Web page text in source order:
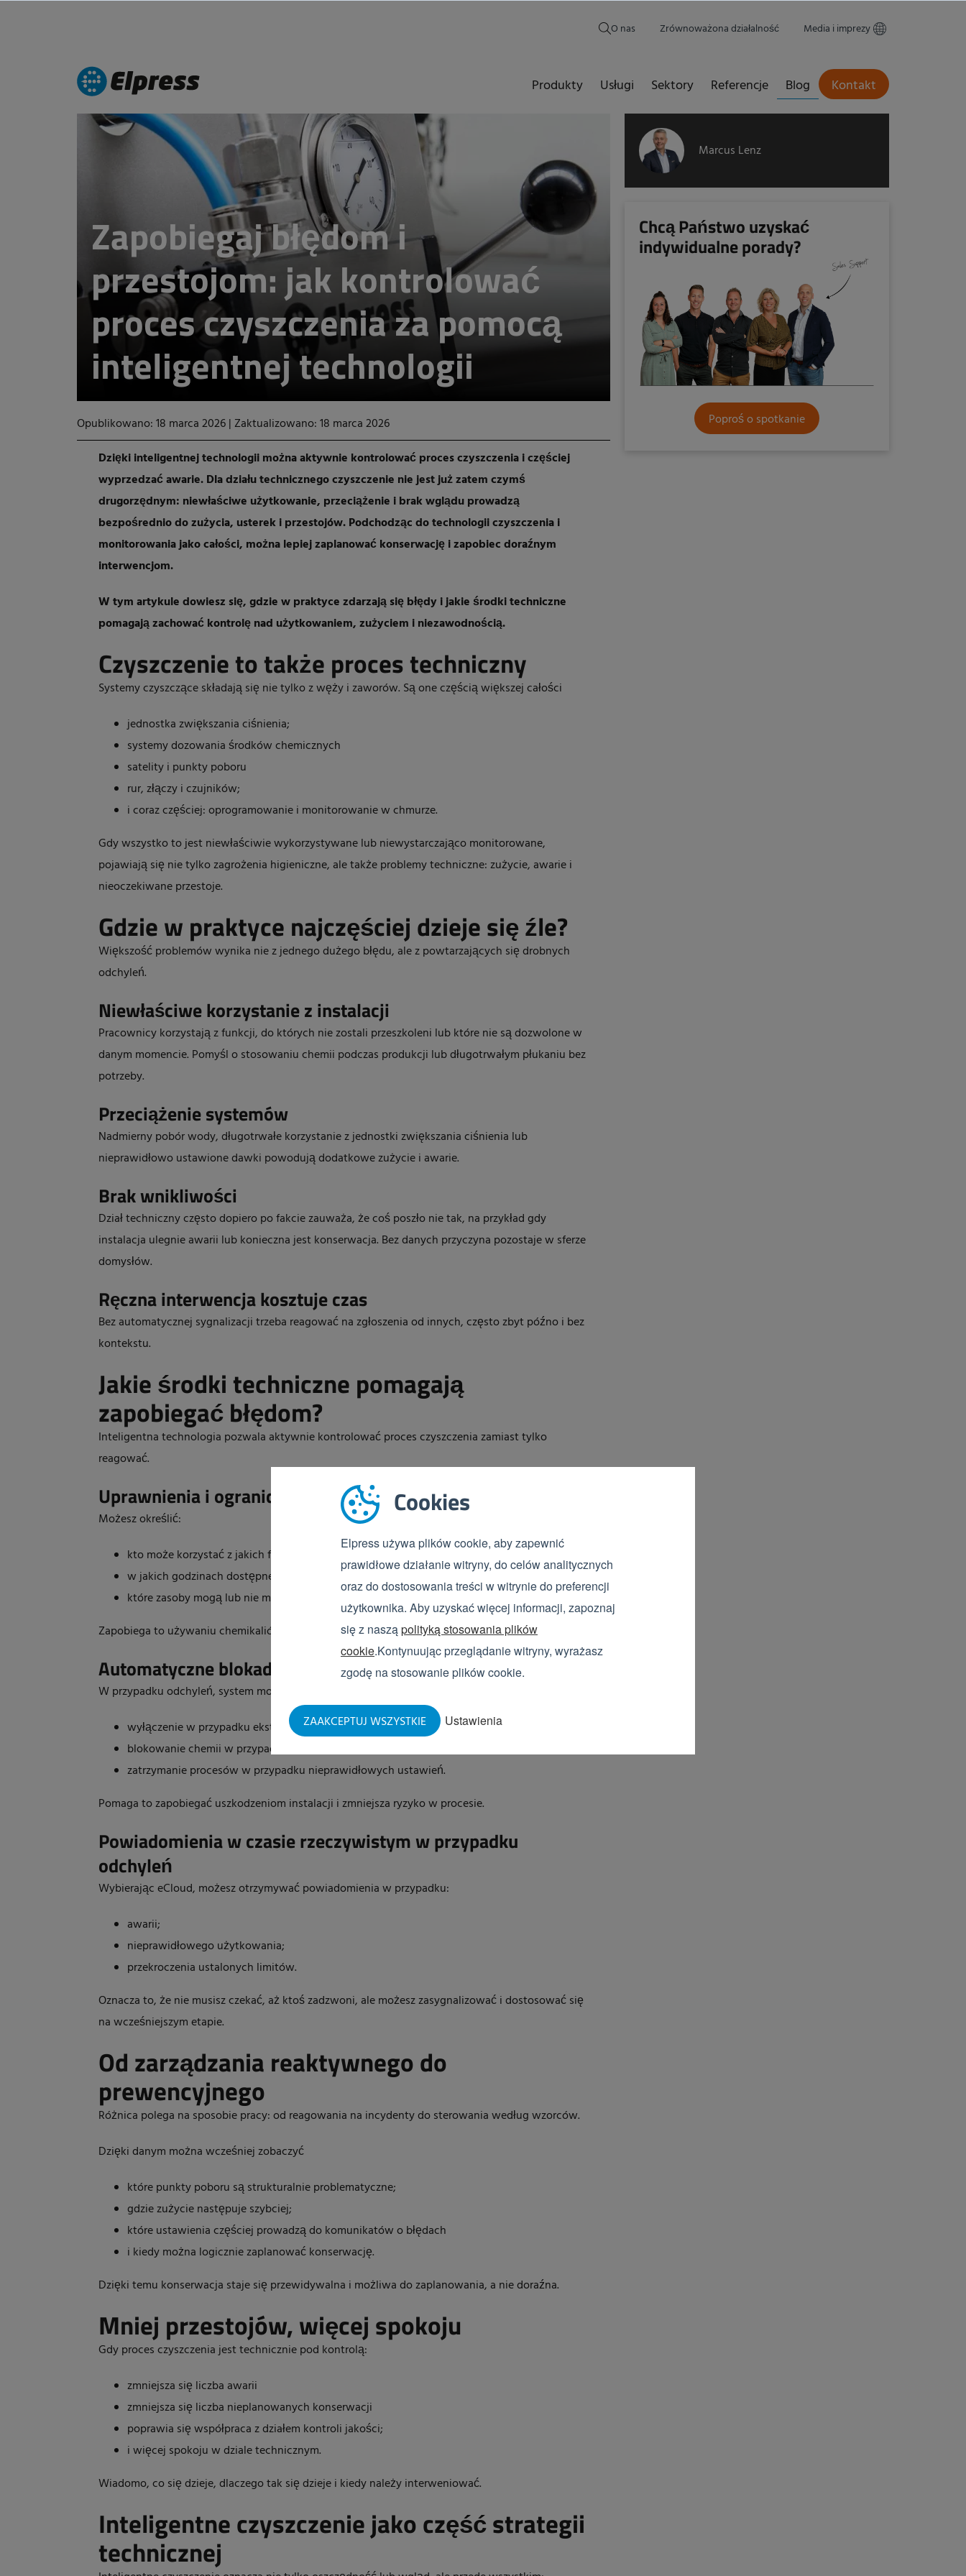
Cookies
Elpress używa plików cookie, aby zapewnić
prawidłowe działanie witryny, do celów analitycznych
oraz do dostosowania treści w witrynie do preferencji
użytkownika. Aby uzyskać więcej informacji, zapoznaj
się z nasząpolityką stosowania plików
cookie.Kontynuując przeglądanie witryny, wyrażasz
zgodę na stosowanie plików cookie.
Ustawienia
ZAAKCEPTUJ WSZYSTKIE
O nas Zrównoważona działalność Media i imprezy
Produkty Usługi Sektory Referencje Blog Kontakt
Zapobiegaj błędom i
przestojom: jak kontrolować
proces czyszczenia za pomocą
inteligentnej technologii
Opublikowano: 18 marca 2026| Zaktualizowano: 18 marca 2026
Dzięki inteligentnej technologii można aktywnie kontrolować proces czyszczenia i częściej
wyprzedzać awarie. Dla działu technicznego czyszczenie nie jest już zatem czymś
drugorzędnym: niewłaściwe użytkowanie, przeciążenie i brak wglądu prowadzą
bezpośrednio do zużycia, usterek i przestojów. Podchodząc do technologii czyszczenia i
monitorowania jako całości, można lepiej zaplanować konserwację i zapobiec doraźnym
interwencjom.
W tym artykule dowiesz się, gdzie w praktyce zdarzają się błędy i jakie środki techniczne
pomagają zachować kontrolę nad użytkowaniem, zużyciem i niezawodnością.
Czyszczenie to także proces techniczny
Systemy czyszczące składają się nie tylko z węży i zaworów. Są one częścią większej całości
jednostka zwiększania ciśnienia;
systemy dozowania środków chemicznych
satelity i punkty poboru
rur, złączy i czujników;
i coraz częściej: oprogramowanie i monitorowanie w chmurze.
Gdy wszystko to jest niewłaściwie wykorzystywane lub niewystarczająco monitorowane,
pojawiają się nie tylko zagrożenia higieniczne, ale także problemy techniczne: zużycie, awarie i
nieoczekiwane przestoje.
Gdzie w praktyce najczęściej dzieje się źle?
Większość problemów wynika nie z jednego dużego błędu, ale z powtarzających się drobnych
odchyleń.
Niewłaściwe korzystanie z instalacji
Pracownicy korzystają z funkcji, do których nie zostali przeszkoleni lub które nie są dozwolone w
danym momencie. Pomyśl o stosowaniu chemii podczas produkcji lub długotrwałym płukaniu bez
potrzeby.
Przeciążenie systemów
Nadmierny pobór wody, długotrwałe korzystanie z jednostki zwiększania ciśnienia lub
nieprawidłowo ustawione dawki powodują dodatkowe zużycie i awarie.
Brak wnikliwości
Dział techniczny często dopiero po fakcie zauważa, że coś poszło nie tak, na przykład gdy
instalacja ulegnie awarii lub konieczna jest konserwacja. Bez danych przyczyna pozostaje w sferze
domysłów.
Ręczna interwencja kosztuje czas
Bez automatycznej sygnalizacji trzeba reagować na zgłoszenia od innych, często zbyt późno i bez
kontekstu.
Jakie środki techniczne pomagają
zapobiegać błędom?
Inteligentna technologia pozwala aktywnie kontrolować proces czyszczenia zamiast tylko
reagować.
Uprawnienia i ograniczenia
Możesz określić:
kto może korzystać z jakich funkcji;
w jakich godzinach dostępne są określone funkcje
które zasoby mogą lub nie mogą być używane podczas produkcji.
Zapobiega to używaniu chemikaliów w czasie, gdy jest to niebezpieczne.
Automatyczne blokady
W przypadku odchyleń, system może interweniować, na przykład poprzez
wyłączenie w przypadku ekstremalnego zużycia wody;
blokowanie chemii w przypadku nieprawidłowej konfiguracji;
zatrzymanie procesów w przypadku nieprawidłowych ustawień.
Pomaga to zapobiegać uszkodzeniom instalacji i zmniejsza ryzyko w procesie.
Powiadomienia w czasie rzeczywistym w przypadku
odchyleń
Wybierając eCloud, możesz otrzymywać powiadomienia w przypadku:
awarii;
nieprawidłowego użytkowania;
przekroczenia ustalonych limitów.
Oznacza to, że nie musisz czekać, aż ktoś zadzwoni, ale możesz zasygnalizować i dostosować się
na wcześniejszym etapie.
Od zarządzania reaktywnego do
prewencyjnego
Różnica polega na sposobie pracy: od reagowania na incydenty do sterowania według wzorców.
Dzięki danym można wcześniej zobaczyć
które punkty poboru są strukturalnie problematyczne;
gdzie zużycie następuje szybciej;
które ustawienia częściej prowadzą do komunikatów o błędach
i kiedy można logicznie zaplanować konserwację.
Dzięki temu konserwacja staje się przewidywalna i możliwa do zaplanowania, a nie doraźna.
Mniej przestojów, więcej spokoju
Gdy proces czyszczenia jest technicznie pod kontrolą:
zmniejsza się liczba awarii
zmniejsza się liczba nieplanowanych konserwacji
poprawia się współpraca z działem kontroli jakości;
i więcej spokoju w dziale technicznym.
Wiadomo, co się dzieje, dlaczego tak się dzieje i kiedy należy interweniować.
Inteligentne czyszczenie jako część strategii
technicznej
Marcus Lenz
Chcą Państwo uzyskać
indywidualne porady?
Poproś o spotkanie